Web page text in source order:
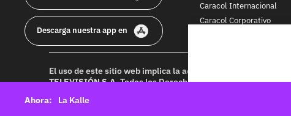
Descarga nuestra app en
Caracol Internacional
Caracol Corporativo
El uso de este sitio web implica la aceptación de los
TELEVISIÓN S.A.Todos los Derechos Reservados D.R.A.
idioma sin autorización escrita de su titular. Reproduction
rights reserved 2025.
La Kalle